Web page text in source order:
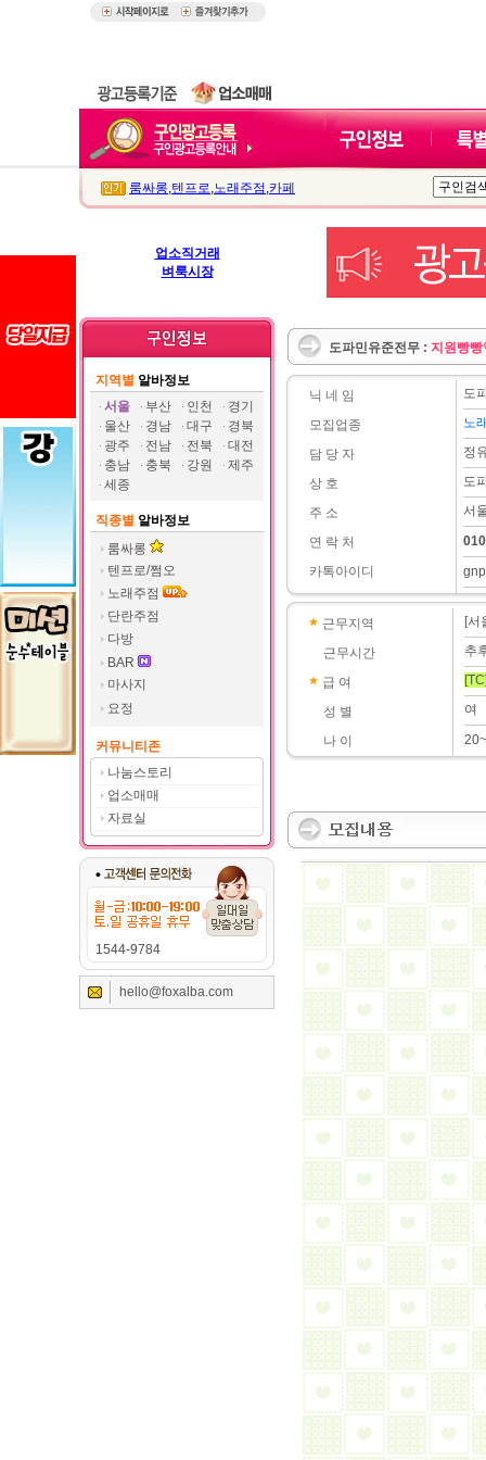
룸싸롱,텐프로,노래주점 ,카페
업소직거래
벼룩시장
지역별 알바정보
서울
부산 인천
경기
울산
경남 대구
경북
광주
전남 전북
대전
충남
충북 강원
제주
세종
직종별 알바정보
룸싸롱
텐프로/쩜오
노래주점
단란주점
다방
BAR
마사지
요정
커뮤니티존
나눔스토리
업소매매
자료실
1544-9784
hello@foxalba.com
도파민유준전무 : 지원빵
닉 네 임
모집업종
담 당 자
상 호
주 소
연 락 처
카톡아이디
도
노
정
도
서
근무지역
근무시간
급 여
성 별
나 이
[서
추
여